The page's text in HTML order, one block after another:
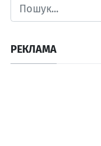
РЕКЛАМА